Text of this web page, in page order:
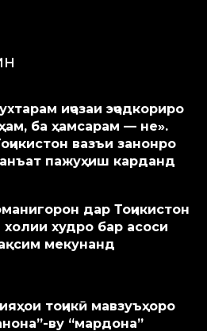
иҷозаи эҷодкориро
ба ҳамсарам — не».
вазъи занонро
пажуҳиш карданд
дар Тоҷикистон
холии худро бар асоси
мекунанд
тоҷикӣ мавзуъҳоро
ву “мардона”